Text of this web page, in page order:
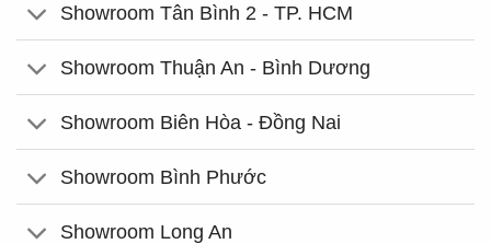
Showroom Tân Bình 2 - TP. HCM
Showroom Thuận An - Bình Dương
Showroom Biên Hòa - Đồng Nai
Showroom Bình Phước
Showroom Long An